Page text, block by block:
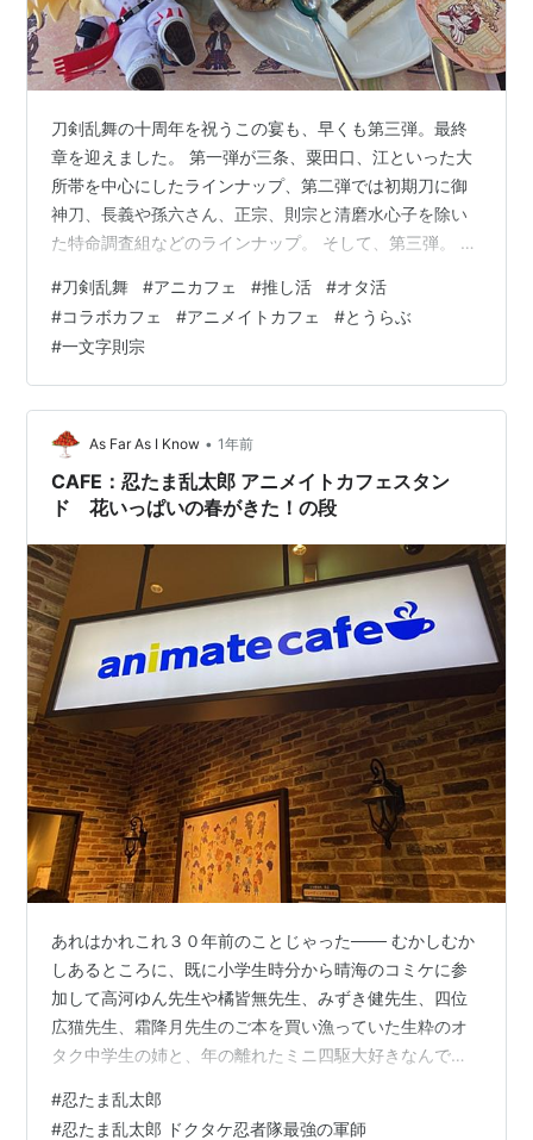
刀剣乱舞の十周年を祝うこの宴も、早くも第三弾。最終
章を迎えました。 第一弾が三条、粟田口、江といった大
所帯を中心にしたラインナップ、第二弾では初期刀に御
神刀、長義や孫六さん、正宗、則宗と清磨水心子を除い
た特命調査組などのラインナップ。 そして、第三弾。 大
ラインナップで発表当初からちょっと界隈がざわついて
いたほど。予約取れるのかなと年明け早々肝を冷やした
ことも昨日のことのように思い出せます。 そんなザワつ
くラインナップがこちら。 ＼ ワーオ！推しラッシ
ュ！！！！ ／ 一文字一家、長義以外の長船派、伊達組、
後家や雲生、笹貫に琉球刀、青江派、大慶、…
#刀剣乱舞 #アニカフェ #推し活 #オタ活
#コラボカフェ #アニメイトカフェ #とうらぶ
#一文字則宗
As Far As I Know • 1年前
CAFE：忍たま乱太郎 アニメイトカフェスタン
ド 花いっぱいの春がきた！の段
あれはかれこれ３０年前のことじゃった─── むかしむか
しあるところに、既に小学生時分から晴海のコミケに参
加して高河ゆん先生や橘皆無先生、みずき健先生、四位
広猫先生、霜降月先生のご本を買い漁っていた生粋のオ
タク中学生の姉と、年の離れたミニ四駆大好きなんでも
うな。 当時まだ小学校に上がったばかりの弟が、学校で
#忍たま乱太郎
#忍たま乱太郎 ドクタケ忍者隊最強の軍師